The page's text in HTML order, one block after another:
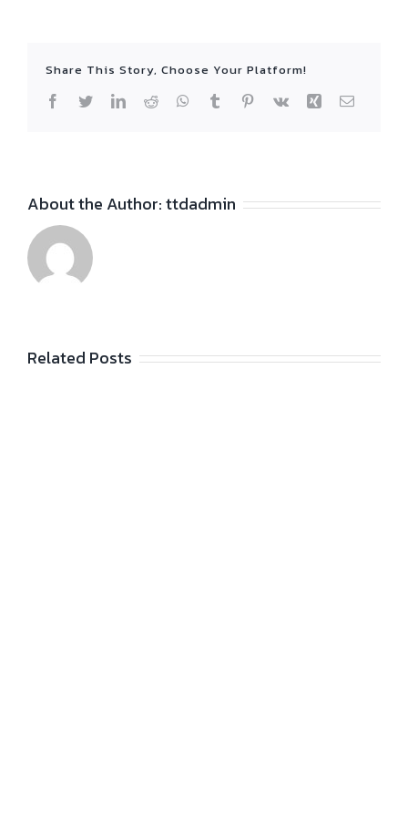
Share This Story, Choose Your Platform!
Facebook
TwitterLinkedIn
Reddit WhatsApp
Tumblr Pinterest
Vk Xing Email
About the Author:ttdadmin
Related Posts